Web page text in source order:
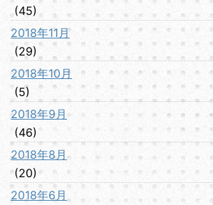
(45)
2018年11月
(29)
2018年10月
(5)
2018年9月
(46)
2018年8月
(20)
2018年6月